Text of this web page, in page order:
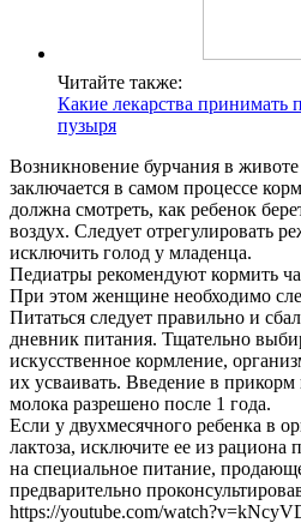
Читайте также:
Какие лекарства принимать
пузыря
Возникновение бурчания в
заключается в самом процессе
должна смотреть, как ребенок
воздух. Следует отрегулировать
исключить голод у младенца.
Педиатры рекомендуют кормить
При этом женщине необходимо
Питаться следует правильно и
дневник питания. Тщательно
искусственное кормление,
их усваивать. Введение в прикорм
молока разрешено после 1 года.
Если у двухмесячного ребенка в
лактоза, исключите ее из рациона
на специальное питание,
предварительно
https://youtube.com/